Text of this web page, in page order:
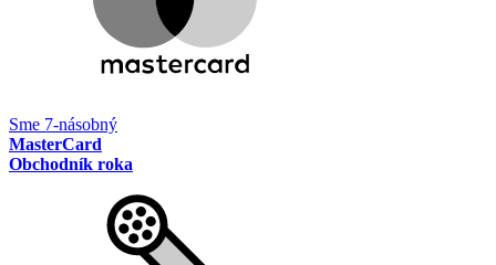
Sme 7-násobný
MasterCard
Obchodník roka